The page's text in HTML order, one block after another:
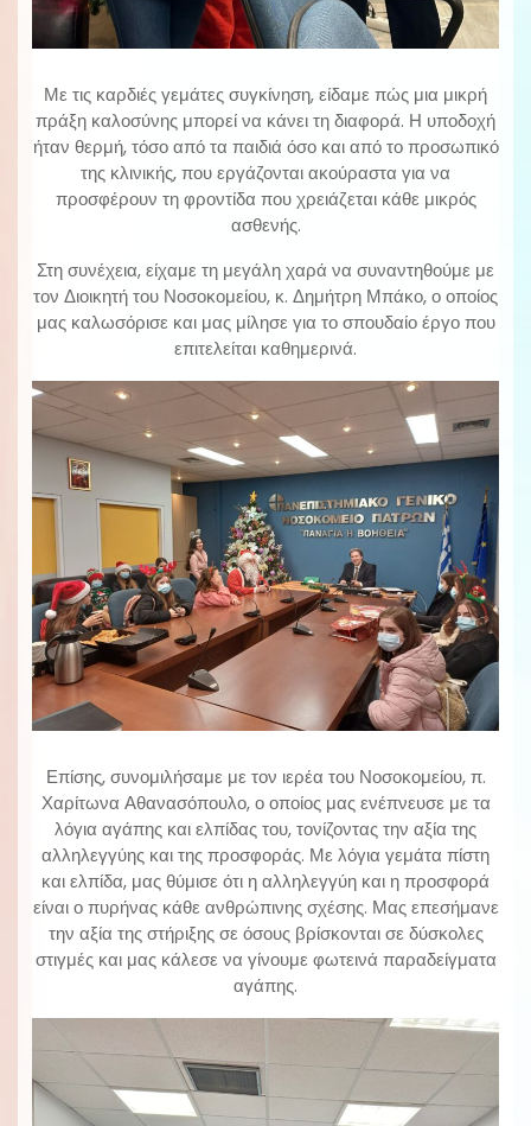
Με τις καρδιές γεμάτες συγκίνηση, είδαμε πώς μια μικρή
πράξη καλοσύνης μπορεί να κάνει τη διαφορά. Η υποδοχή
ήταν θερμή, τόσο από τα παιδιά όσο και από το προσωπικό
της κλινικής, που εργάζονται ακούραστα για να
προσφέρουν τη φροντίδα που χρειάζεται κάθε μικρός
ασθενής.
Στη συνέχεια, είχαμε τη μεγάλη χαρά να συναντηθούμε με
τον Διοικητή του Νοσοκομείου, κ. Δημήτρη Μπάκο, ο οποίος
μας καλωσόρισε και μας μίλησε για το σπουδαίο έργο που
επιτελείται καθημερινά.
Επίσης, συνομιλήσαμε με τον ιερέα του Νοσοκομείου, π.
Χαρίτωνα Αθανασόπουλο, ο οποίος μας ενέπνευσε με τα
λόγια αγάπης και ελπίδας του, τονίζοντας την αξία της
αλληλεγγύης και της προσφοράς. Με λόγια γεμάτα πίστη
και ελπίδα, μας θύμισε ότι η αλληλεγγύη και η προσφορά
είναι ο πυρήνας κάθε ανθρώπινης σχέσης. Μας επεσήμανε
την αξία της στήριξης σε όσους βρίσκονται σε δύσκολες
στιγμές και μας κάλεσε να γίνουμε φωτεινά παραδείγματα
αγάπης.